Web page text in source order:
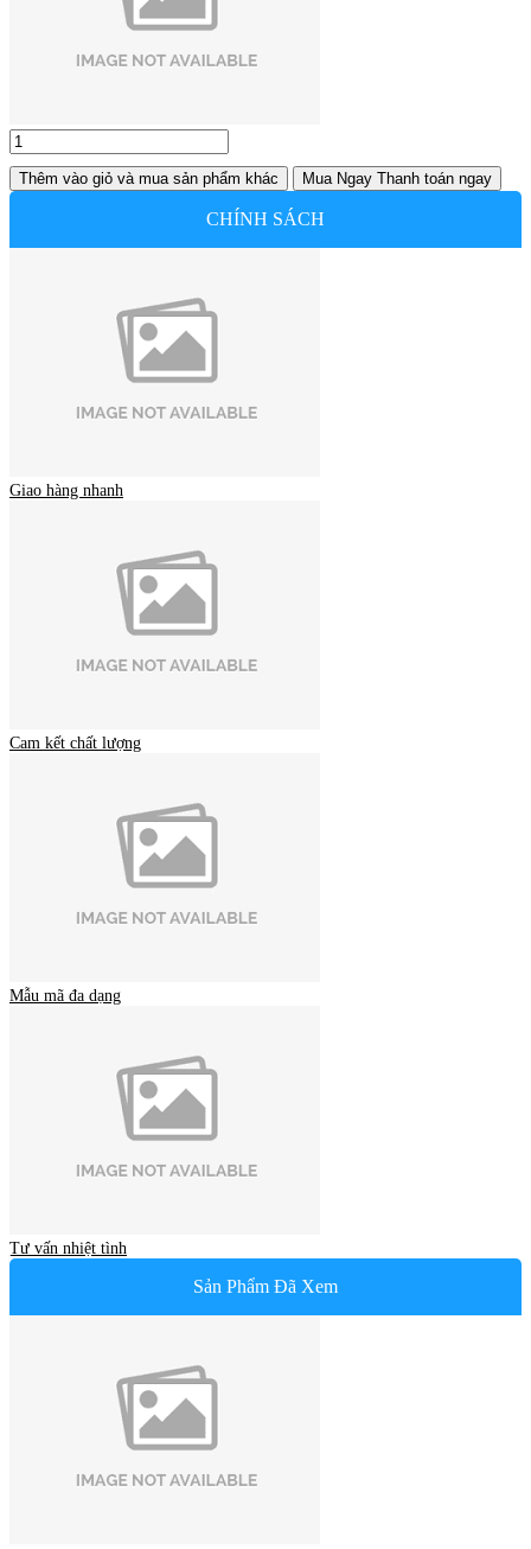
Thêm vào giỏ và mua sản phẩm khác Mua Ngay Thanh toán ngay
CHÍNH SÁCH
Giao hàng nhanh
Cam kết chất lượng
Mẫu mã đa dạng
Tư vấn nhiệt tình
Sản Phẩm Đã Xem